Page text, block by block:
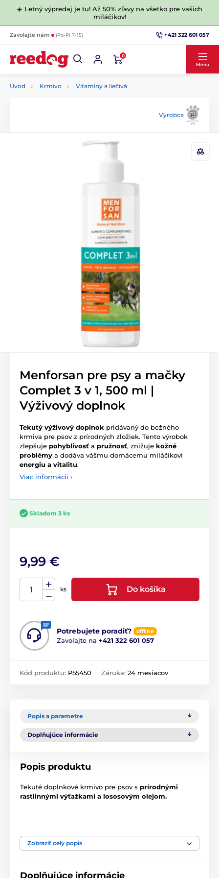
☀️ Letný výpredaj je tu! Až 50% zľavy na všetko pre vašich
miláčikov!
Zavolajte nám (Po-Pi 7-15) +421 322 601 057
0
Menu
Úvod Krmivo Vitamíny a liečivá
Výrobca
Menforsan pre psy a mačky
Complet 3 v 1, 500 ml |
Výživový doplnok
Tekutý výživový doplnok pridávaný do bežného
krmiva pre psov z prírodných zložiek. Tento výrobok
zlepšuje pohyblivosť a pružnosť, znižuje kožné
problémy a dodáva vášmu domácemu miláčikovi
energiu a vitalitu.
Viac informácií ›
Skladom 3 ks
9,99 €
ks Do košíka
Potrebujete poradiť? offline
Zavolajte na +421 322 601 057
Kód produktu: P55450 Záruka: 24 mesiacov
Popis a parametre
Doplňujúce informácie
Popis produktu
Tekuté doplnkové krmivo pre psov s prírodnými
rastlinnými výťažkami a lososovým olejom.
lopúch a lososový olej
energiu a vitalitu starším zvieratám.
pružnosť kĺbov psov a mačiek. Lopúch optimalizuje
Zobraziť celý popis
Doplňujúce informácie